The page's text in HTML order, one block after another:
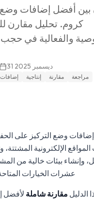
بين أفضل إضافات وضع
كروم. تحليل مقارن
31 ديسمبر 2025
إنتاجية مقارنة مراجعة
وضع التركيز على
الإلكترونية
وإنشاء بيئات خالية من
عشرات الخيارات
الدليل مقارنة شاملة لأفضل